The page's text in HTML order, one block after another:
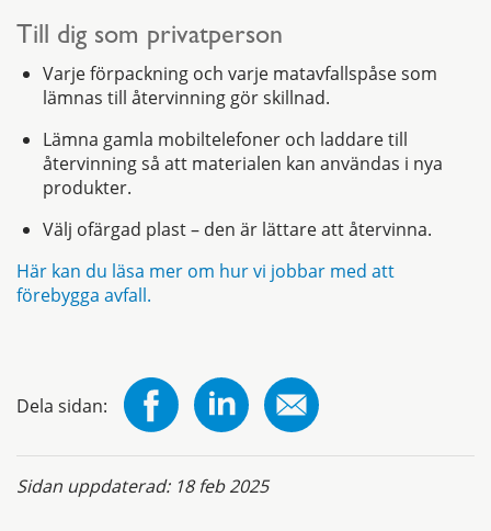
Till dig som privatperson
Varje förpackning och varje matavfallspåse som
lämnas till återvinning gör skillnad.
Lämna gamla mobiltelefoner och laddare till
återvinning så att materialen kan användas i nya
produkter.
Välj ofärgad plast – den är lättare att återvinna.
Här kan du läsa mer om hur vi jobbar med att
förebygga avfall.
Dela sidan:
Sidan uppdaterad: 18 feb 2025